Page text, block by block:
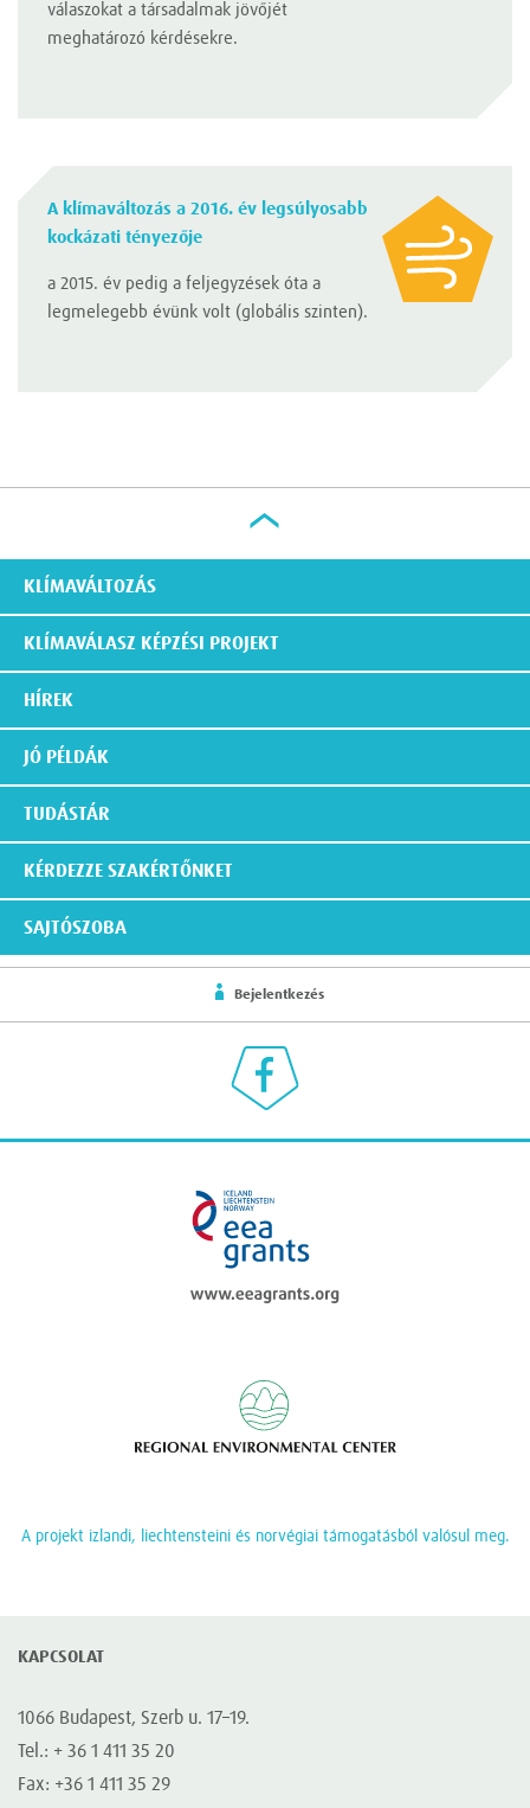
válaszokat a társadalmak jövőjét
meghatározó kérdésekre.
A klímaváltozás a 2016. év legsúlyosabb
kockázati tényezője
a 2015. év pedig a feljegyzések óta a
legmelegebb évünk volt (globális szinten).
KLÍMAVÁLTOZÁS
KLÍMAVÁLASZ KÉPZÉSI PROJEKT
HÍREK
JÓ PÉLDÁK
TUDÁSTÁR
KÉRDEZZE SZAKÉRTŐNKET
SAJTÓSZOBA
Bejelentkezés
A projekt izlandi, liechtensteini és norvégiai támogatásból valósul meg.
KAPCSOLAT
1066 Budapest, Szerb u. 17–19.
Tel.: + 36 1 411 35 20
Fax: +36 1 411 35 29